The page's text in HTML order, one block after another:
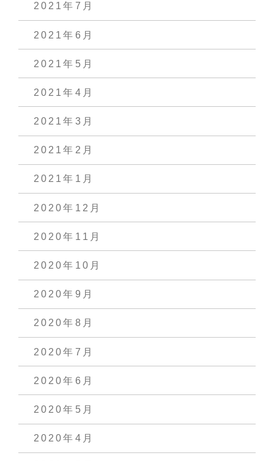
2021年7月
2021年6月
2021年5月
2021年4月
2021年3月
2021年2月
2021年1月
2020年12月
2020年11月
2020年10月
2020年9月
2020年8月
2020年7月
2020年6月
2020年5月
2020年4月